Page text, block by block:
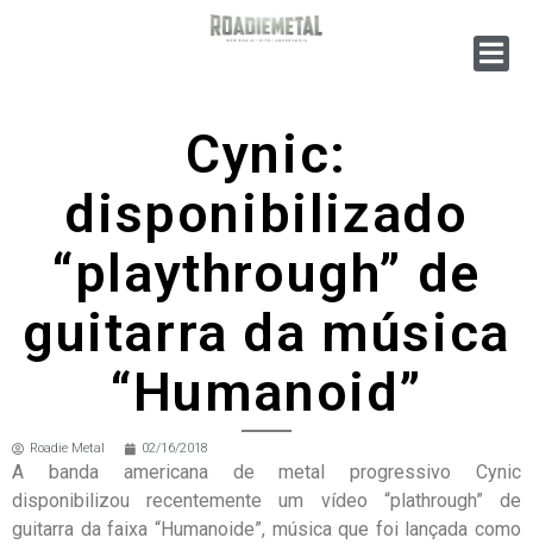
Cynic:
disponibilizado
“playthrough” de
guitarra da música
“Humanoid”
Roadie Metal 02/16/2018
A banda americana de metal progressivo Cynic
disponibilizou recentemente um vídeo “plathrough” de
guitarra da faixa “Humanoide”, música que foi lançada como